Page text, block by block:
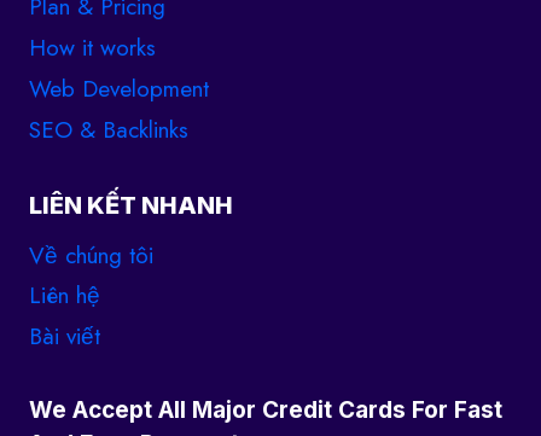
Plan & Pricing
How it works
Web Development
SEO & Backlinks
LIÊN KẾT NHANH
Về chúng tôi
Liên hệ
Bài viết
We Accept All Major Credit Cards For Fast